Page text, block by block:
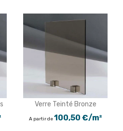
Verre Teinté Bronze
A partir de100,50 €/m²